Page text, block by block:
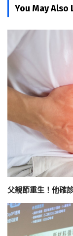
You May Also
父親節重生！他確